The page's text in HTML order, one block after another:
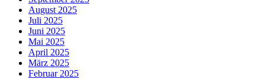
August 2025
Juli 2025
Juni 2025
Mai 2025
April 2025
März 2025
Februar 2025